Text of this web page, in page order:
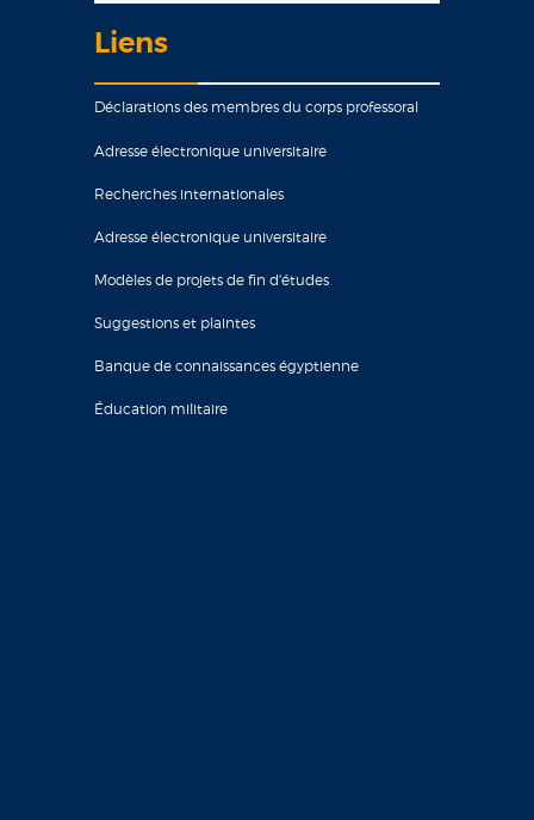
Liens
Déclarations des membres du corps professoral
Adresse électronique universitaire
Recherches internationales
Adresse électronique universitaire
Modèles de projets de fin d'études
Suggestions et plaintes
Banque de connaissances égyptienne
Éducation militaire